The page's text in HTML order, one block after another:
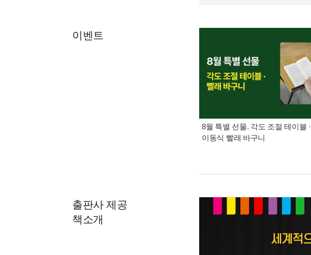
이벤트
8월 특별 선물. 각도 조절 테이블 ·
이동식 빨래 바구니
출판사 제공
책소개